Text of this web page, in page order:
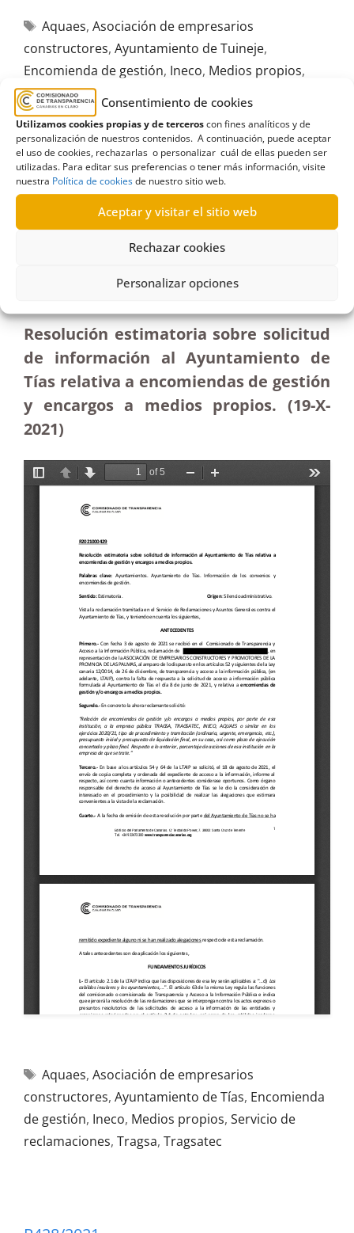
Consentimiento de cookies
Utilizamos cookies propias y de terceroscon fines analíticos y de
personalización de nuestros contenidos. A continuación, puede aceptar
el uso de cookies, rechazarlas o personalizar cuál de ellas pueden ser
utilizadas. Para editar sus preferencias o tener más información, visite
nuestra Política de cookiesde nuestro sitio web.
Aceptar y visitar el sitio web
Rechazar cookies
Personalizar opciones
Aquaes, Asociación de empresarios
constructores, Ayuntamiento de Tuineje,
Encomienda de gestión, Ineco, Medios propios,
Servicio de reclamaciones
R429/2021
Solicitud de información al Ayuntamiento de Tías
relativa a encomiendas de gestión y encargos a
medios propios | Estimatoria
Resolución estimatoria sobre solicitud
de información al Ayuntamiento de
Tías relativa a encomiendas de gestión
y encargos a medios propios. (19-X-
2021)
Aquaes, Asociación de empresarios
constructores, Ayuntamiento de Tías, Encomienda
de gestión, Ineco, Medios propios, Servicio de
reclamaciones, Tragsa, Tragsatec